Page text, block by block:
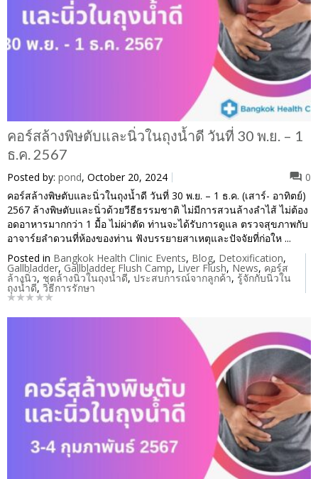
คอร์สล้างพิษตับและนิ่วในถุงน้ำดี วันที่ 30 พ.ย. – 1
ธ.ค. 2567
Posted by: pond, October 20, 2024
0
คอร์สล้างพิษตับและนิ่วในถุงน้ำดี วันที่ 30 พ.ย. – 1 ธ.ค. (เสาร์- อาทิตย์)
2567 ล้างพิษตับและนิ่วด้วยวีธีธรรมชาติ ไม่มีการสวนล้างลำไส้ ไม่ต้อง
อดอาหารมากกว่า 1 มื้อ ไม่ผ่าตัด ท่านจะได้รับการดูแล ตรวจสุขภาพกับ
อาจาร์ยลำดวนที่ห้องของท่าน ฟังบรรยายสาเหตุและปัจจัยที่ก่อให ...
Posted in Bangkok Health Clinic Events, Blog, Detoxification,
Gallbladder, Gallbladder Flush Camp, Liver Flush, News, คอร์ส
ล้างนิ่ว, ชุดล้างนิ่วในถุงน้ำดี, ประสบการณ์จากลูกค้า, รู้จักกับนิ่วใน
ถุงน้ำดี, วิธีการรักษา